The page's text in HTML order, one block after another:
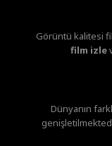
Görüntü kalitesi
film izle
Dünyanın